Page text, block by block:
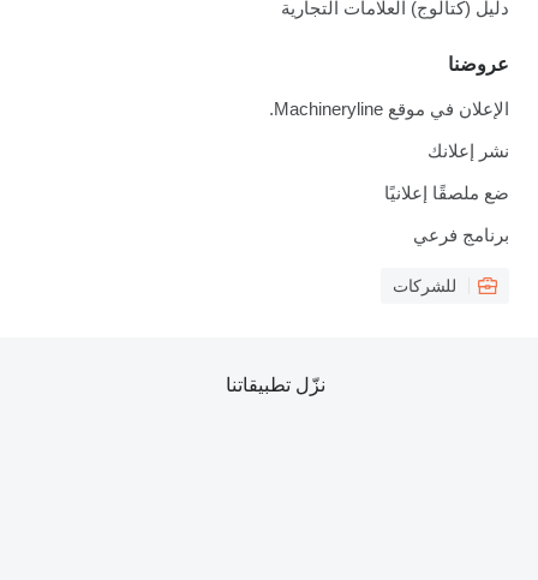
دليل (كتالوج) العلامات التجارية
عروضنا
الإعلان في موقع Machineryline.
نشر إعلانك
ضع ملصقًا إعلانيًا
برنامج فرعي
للشركات
نزّل تطبيقاتنا